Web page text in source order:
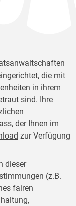
die mit
in ihrem
sind. Ihre
der Ihnen im
zur Verfügung
dieser
(z.B.
fairen